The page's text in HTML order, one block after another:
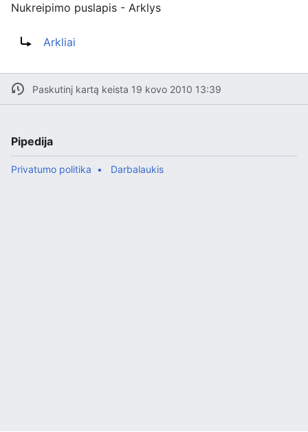
Nukreipimo puslapis - Arklys
Arkliai
Paskutinį kartą keista 19 kovo 2010 13:39
Pipedija
Privatumo politika Darbalaukis